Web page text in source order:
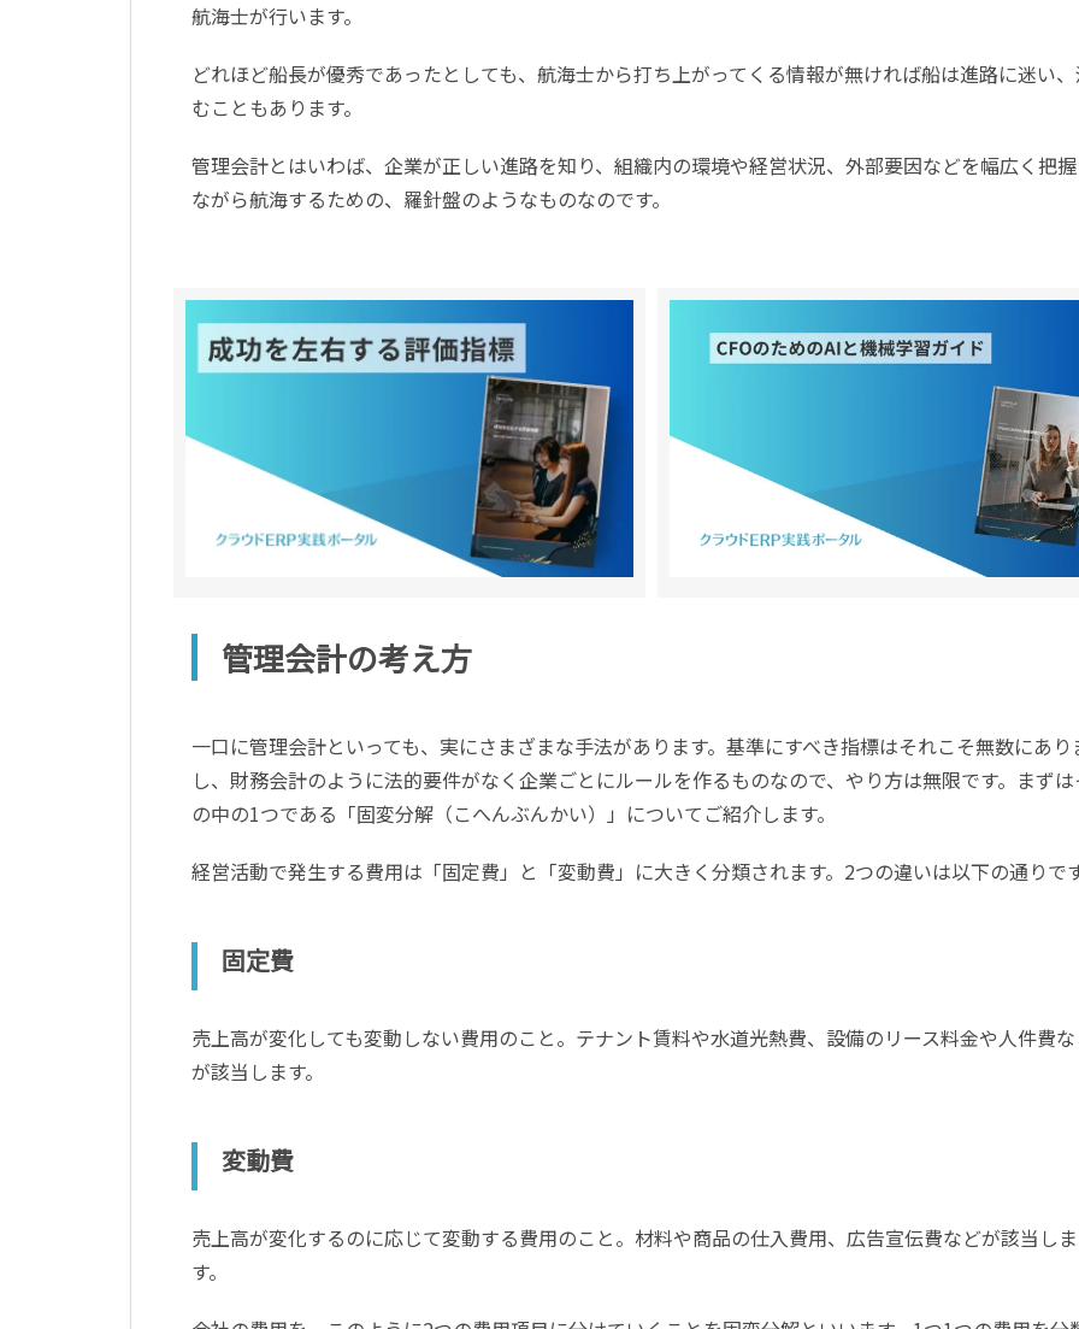
航海士が行います。
どれほど船長が優秀であったとしても、航海士から打ち上がってくる情報が無ければ船は進路に迷い
むこともあります。
管理会計とはいわば、企業が正しい進路を知り、組織内の環境や経営状況、外部要因などを幅広く把
ながら航海するための、羅針盤のようなものなのです。
管理会計の考え方
一口に管理会計といっても、実にさまざまな手法があります。基準にすべき指標はそれこそ無数にあり
し、財務会計のように法的要件がなく企業ごとにルールを作るものなので、やり方は無限です。まず
の中の1つである「固変分解（こへんぶんかい）」についてご紹介します。
経営活動で発生する費用は「固定費」と「変動費」に大きく分類されます。2つの違いは以下の通りで
固定費
売上高が変化しても変動しない費用のこと。テナント賃料や水道光熱費、設備のリース料金や人件費
が該当します。
変動費
売上高が変化するのに応じて変動する費用のこと。材料や商品の仕入費用、広告宣伝費などが該当しま
す。